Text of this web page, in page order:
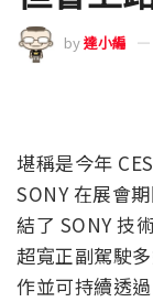
by達小編
堪稱是今年
SONY 在展會
結了 SONY 技
超寬正副駕駛
作並可持續透